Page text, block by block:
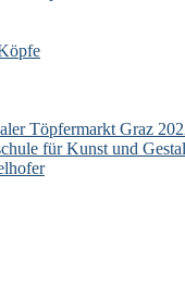
Töpfermarkt Graz
für Kunst und